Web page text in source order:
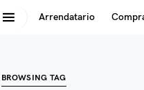
Arrendatario
Search for:
BROWSING TAG